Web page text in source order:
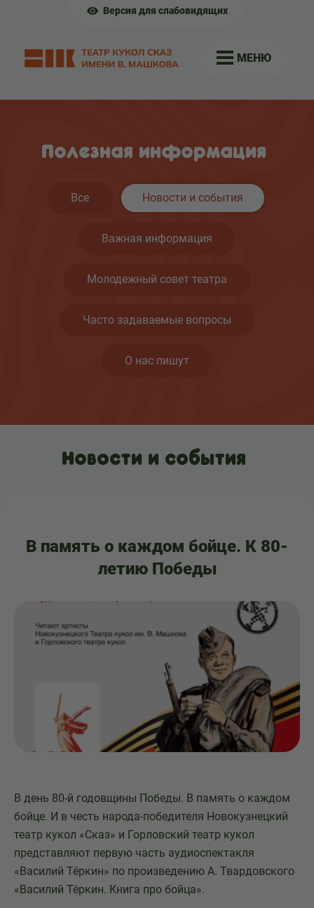
Версия для слабовидящих
МЕНЮ
Полезная информация
Все Новости и события
Важная информация
Молодежный совет театра
Часто задаваемые вопросы
О нас пишут
Новости и события
В память о каждом бойце. К 80-
летию Победы
В день 80-й годовщины Победы. В память о каждом
бойце. И в честь народа-победителя Новокузнецкий
театр кукол «Сказ» и Горловский театр кукол
представляют первую часть аудиоспектакля
«Василий Тёркин» по произведению А. Твардовского
«Василий Тёркин. Книга про бойца».